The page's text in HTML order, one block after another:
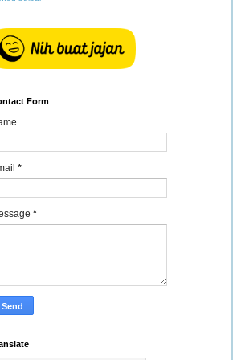
Form
*
*